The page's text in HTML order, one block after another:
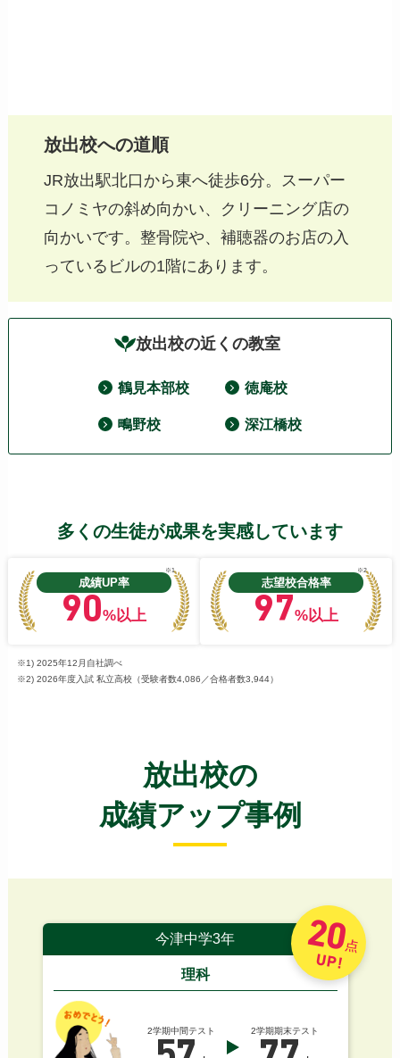
放出校への道順
JR放出駅北口から東へ徒歩6分。スーパー
コノミヤの斜め向かい、クリーニング店の
向かいです。整骨院や、補聴器のお店の入
っているビルの1階にあります。
放出校の近くの教室
鶴見本部校 徳庵校
鴫野校 深江橋校
多くの生徒が成果を実感しています
成績UP率
※1
90%以上
志望校合格率
※2
97%以上
※1) 2025年12月自社調べ
※2) 2026年度入試 私立高校（受験者数4,086／合格者数3,944）
放出校の
成績アップ事例
今津中学3年
理科
2学期中間テスト 2学期期末テスト
20点
UP!